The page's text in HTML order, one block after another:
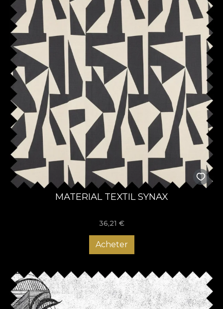
MATERIAL TEXTIL SYNAX
36,21 €
Acheter